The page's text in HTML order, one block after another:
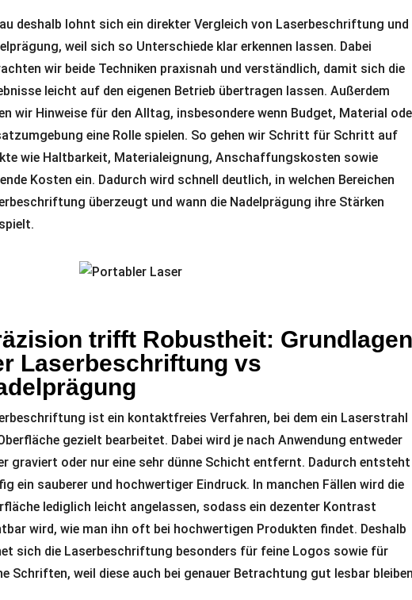
deshalb lohnt sich ein direkter Vergleich von Laserbeschriftung und
weil sich so Unterschiede klar erkennen lassen. Dabei
wir beide Techniken praxisnah und verständlich, damit sich die
leicht auf den eigenen Betrieb übertragen lassen. Außerdem
wir Hinweise für den Alltag, insbesondere wenn Budget, Material
eine Rolle spielen. So gehen wir Schritt für Schritt auf
wie Haltbarkeit, Materialeignung, Anschaffungskosten sowie
Kosten ein. Dadurch wird schnell deutlich, in welchen Bereichen
überzeugt und wann die Nadelprägung ihre Stärken
trifft Robustheit: Grundlagen
Laserbeschriftung vs
ist ein kontaktfreies Verfahren, bei dem ein Laserstrahl
gezielt bearbeitet. Dabei wird je nach Anwendung entweder
graviert oder nur eine sehr dünne Schicht entfernt. Dadurch entsteht
ein sauberer und hochwertiger Eindruck. In manchen Fällen wird die
lediglich leicht angelassen, sodass ein dezenter Kontrast
wird, wie man ihn oft bei hochwertigen Produkten findet. Deshalb
sich die Laserbeschriftung besonders für feine Logos sowie für
Schriften, weil diese auch bei genauer Betrachtung gut lesbar